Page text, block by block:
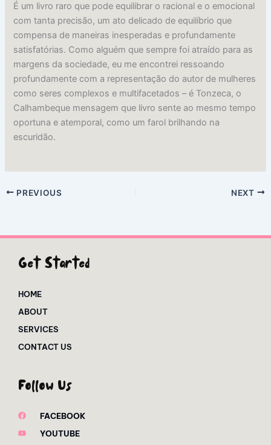
É um livro raro que pode equilibrar o racional e o emocional
com tanta precisão, um ato delicado de equilíbrio que
compensa de maneiras inesperadas e profundamente
satisfatórias. Como alguém que sempre foi atraído para as
margens da sociedade, eu me encontrei ressoando
profundamente com a representação do autor de mulheres
como seres complexos e multifacetados – é Tonzeca, o
Calhambeque mensagem que livro sente ao mesmo tempo
oportuna e atemporal, como um farol brilhando na
escuridão.
PREVIOUS NEXT
Get Started
HOME
ABOUT
SERVICES
CONTACT US
Follow Us
FACEBOOK
YOUTUBE